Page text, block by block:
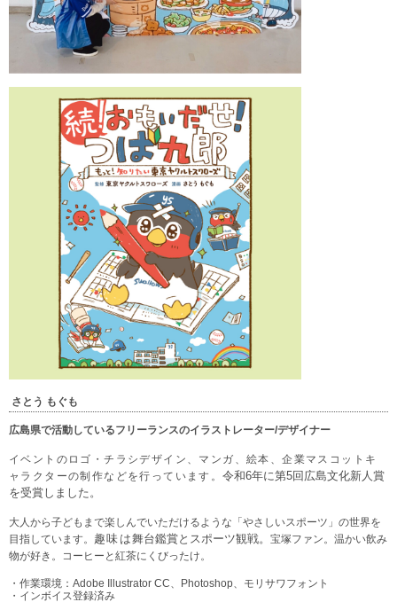
さとう もぐも
広島県で活動しているフリーランスのイラストレーター/デザイナー
イベントのロゴ・チラシデザイン、マンガ、絵本、企業マスコットキ
ャラクターの制作などを行っています。令和6年に第5回広島文化新人賞
を受賞しました。
大人から子どもまで楽しんでいただけるような「やさしいスポーツ」の世界を
目指しています。 趣味は舞台鑑賞とスポーツ観戦。宝塚ファン。温かい飲み
物が好き。
コーヒーと紅茶にくびったけ。
・作業環境：Adobe Illustrator CC、Photoshop、モリサワフォント
・インボイス登録済み